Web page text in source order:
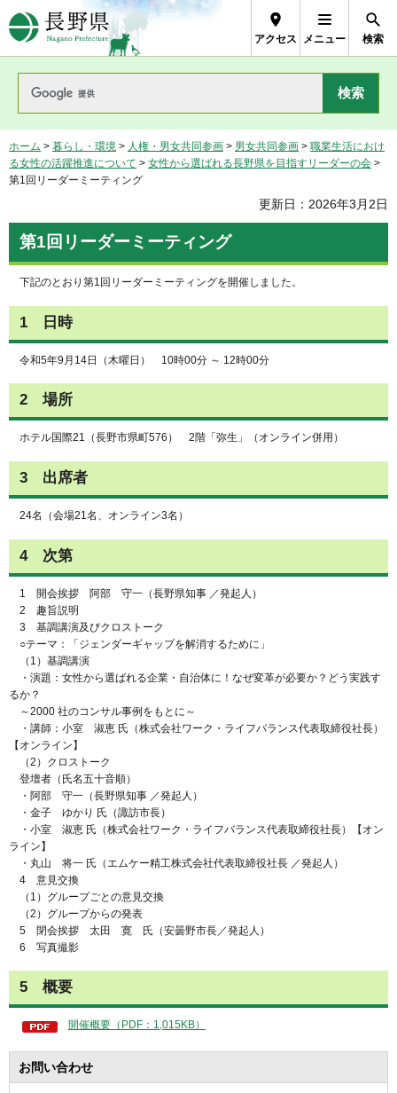
長野県Nagano Prefecture
アクセス メニュー 検索
ホーム > 暮らし・環境 > 人権・男女共同参画 > 男女共同参画 > 職業生活におけ
る女性の活躍推進について > 女性から選ばれる長野県を目指すリーダーの会 >
第1回リーダーミーティング
更新日：2026年3月2日
第1回リーダーミーティング
下記のとおり第1回リーダーミーティングを開催しました。
1 日時
令和5年9月14日（木曜日） 10時00分 ～ 12時00分
2 場所
ホテル国際21（長野市県町576） 2階「弥生」（オンライン併用）
3 出席者
24名（会場21名、オンライン3名）
4 次第
1 開会挨拶 阿部 守一（長野県知事 ／発起人）
2 趣旨説明
3 基調講演及びクロストーク
○テーマ：「ジェンダーギャップを解消するために」
（1）基調講演
・演題：女性から選ばれる企業・自治体に！なぜ変革が必要か？どう実践す
るか？
～2000 社のコンサル事例をもとに～
・講師：小室 淑恵 氏（株式会社ワーク・ライフバランス代表取締役社長）
【オンライン】
（2）クロストーク
登壇者（氏名五十音順）
・阿部 守一（長野県知事 ／発起人）
・金子 ゆかり 氏（諏訪市長）
・小室 淑恵 氏（株式会社ワーク・ライフバランス代表取締役社長）【オン
ライン】
・丸山 将一 氏（エムケー精工株式会社代表取締役社長 ／発起人）
4 意見交換
（1）グループごとの意見交換
（2）グループからの発表
5 閉会挨拶 太田 寛 氏（安曇野市長／発起人）
6 写真撮影
5 概要
開催概要（PDF：1,015KB）
お問い合わせ